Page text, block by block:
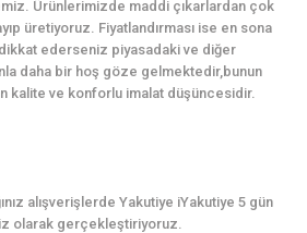
Ürünlerimizde maddi çıkarlardan çok
üretiyoruz. Fiyatlandırması ise en sona
dikkat ederseniz piyasadaki ve diğer
daha bir hoş göze gelmektedir,bunun
kalite ve konforlu imalat düşüncesidir.
alışverişlerde Yakutiye iYakutiye 5 gün
olarak gerçekleştiriyoruz.